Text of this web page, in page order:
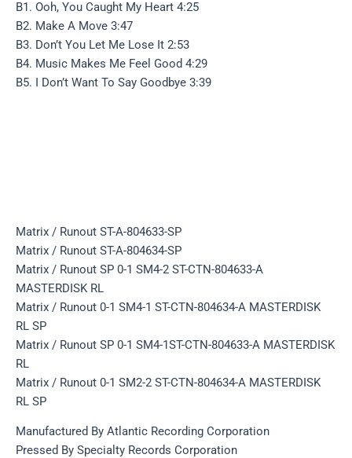
B1. Ooh, You Caught My Heart 4:25
B2. Make A Move 3:47
B3. Don’t You Let Me Lose It 2:53
B4. Music Makes Me Feel Good 4:29
B5. I Don’t Want To Say Goodbye 3:39
Matrix / Runout ST-A-804633-SP
Matrix / Runout ST-A-804634-SP
Matrix / Runout SP 0-1 SM4-2 ST-CTN-804633-A
MASTERDISK RL
Matrix / Runout 0-1 SM4-1 ST-CTN-804634-A MASTERDISK
RL SP
Matrix / Runout SP 0-1 SM4-1ST-CTN-804633-A MASTERDISK
RL
Matrix / Runout 0-1 SM2-2 ST-CTN-804634-A MASTERDISK
RL SP
Manufactured By Atlantic Recording Corporation
Pressed By Specialty Records Corporation